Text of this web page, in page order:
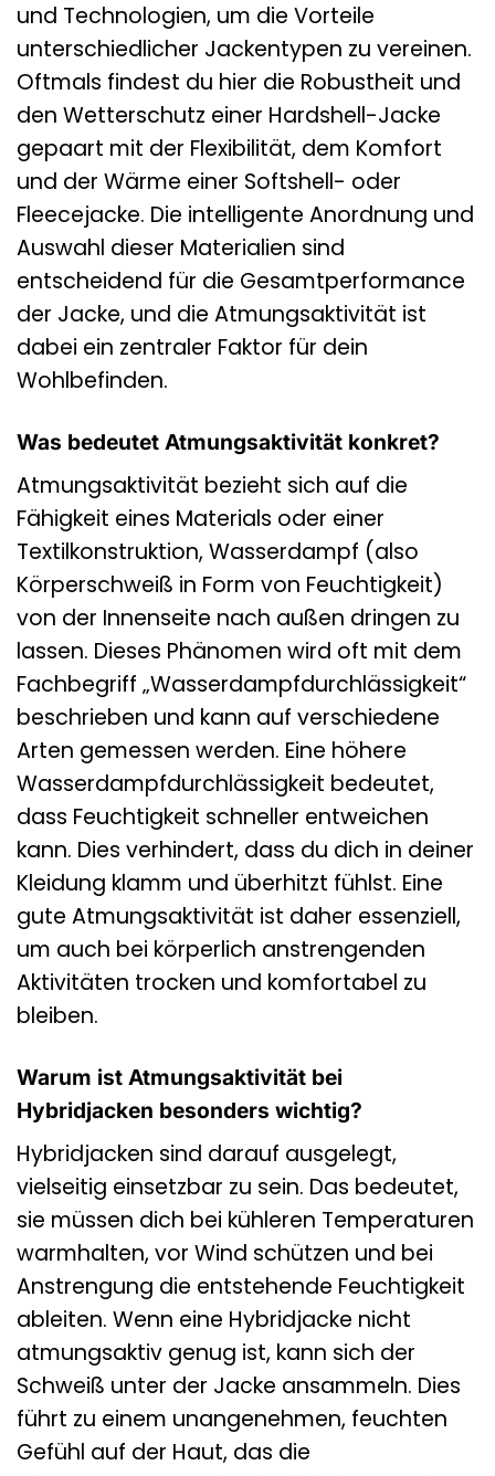
und Technologien, um die Vorteile
unterschiedlicher Jackentypen zu vereinen.
Oftmals findest du hier die Robustheit und
den Wetterschutz einer Hardshell-Jacke
gepaart mit der Flexibilität, dem Komfort
und der Wärme einer Softshell- oder
Fleecejacke. Die intelligente Anordnung und
Auswahl dieser Materialien sind
entscheidend für die Gesamtperformance
der Jacke, und die Atmungsaktivität ist
dabei ein zentraler Faktor für dein
Wohlbefinden.
Was bedeutet Atmungsaktivität konkret?
Atmungsaktivität bezieht sich auf die
Fähigkeit eines Materials oder einer
Textilkonstruktion, Wasserdampf (also
Körperschweiß in Form von Feuchtigkeit)
von der Innenseite nach außen dringen zu
lassen. Dieses Phänomen wird oft mit dem
Fachbegriff „Wasserdampfdurchlässigkeit“
beschrieben und kann auf verschiedene
Arten gemessen werden. Eine höhere
Wasserdampfdurchlässigkeit bedeutet,
dass Feuchtigkeit schneller entweichen
kann. Dies verhindert, dass du dich in deiner
Kleidung klamm und überhitzt fühlst. Eine
gute Atmungsaktivität ist daher essenziell,
um auch bei körperlich anstrengenden
Aktivitäten trocken und komfortabel zu
bleiben.
Warum ist Atmungsaktivität bei
Hybridjacken besonders wichtig?
Hybridjacken sind darauf ausgelegt,
vielseitig einsetzbar zu sein. Das bedeutet,
sie müssen dich bei kühleren Temperaturen
warmhalten, vor Wind schützen und bei
Anstrengung die entstehende Feuchtigkeit
ableiten. Wenn eine Hybridjacke nicht
atmungsaktiv genug ist, kann sich der
Schweiß unter der Jacke ansammeln. Dies
führt zu einem unangenehmen, feuchten
Gefühl auf der Haut, das die